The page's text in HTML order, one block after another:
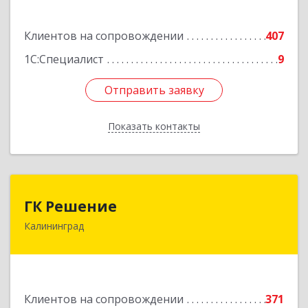
Клиентов на сопровождении
407
1С:Специалист
9
Отправить заявку
Показать контакты
Отправить заявку
Назад
ГК Решение
Калининград
Клиентов на сопровождении
371
236038, Калининградская обл, Калининград г,